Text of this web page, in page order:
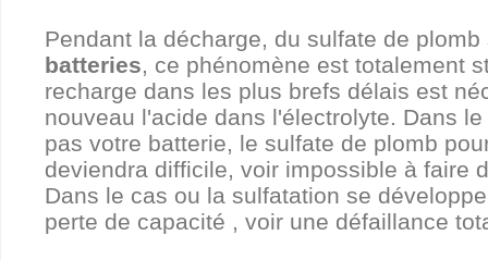
Pendant la décharge, du sulfate de
batteries, ce phénomène est totalement
recharge dans les plus brefs délais est
nouveau l'acide dans l'électrolyte. Dans
pas votre batterie, le sulfate de plomb
deviendra difficile, voir impossible à faire
Dans le cas ou la sulfatation se
perte de capacité , voir une défaillance